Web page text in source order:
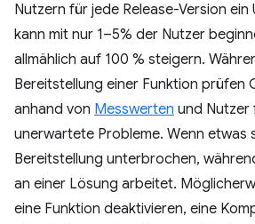
Nutzern für jede Release-Version
kann mit nur 1–5% der Nutzer
allmählich auf 100 % steigern.
Bereitstellung einer Funktion prüfen
anhand von Messwerten und
unerwartete Probleme. Wenn etwas
Bereitstellung unterbrochen,
an einer Lösung arbeitet.
eine Funktion deaktivieren, eine